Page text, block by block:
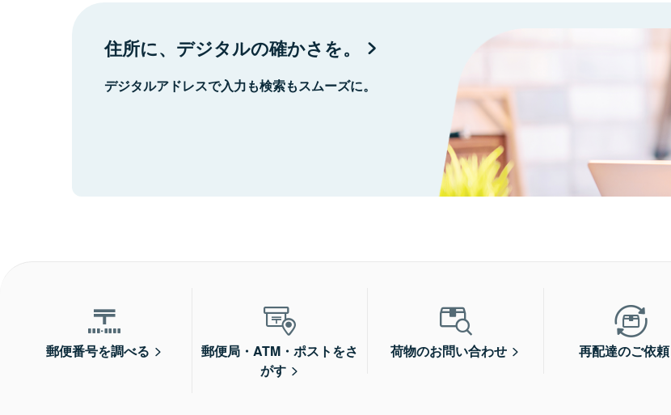
住所に、デジタルの確かさを。
デジタルアドレスで入力も検索もスムーズに。
郵便番号を調べる
郵便局・ATM・ポストをさ
がす
荷物のお問い合わせ 再配達のご依頼